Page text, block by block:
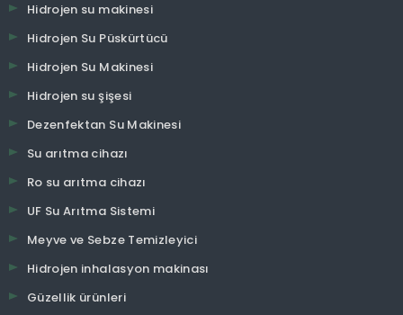
Hidrojen su makinesi
Hidrojen Su Püskürtücü
Hidrojen Su Makinesi
Hidrojen su şişesi
Dezenfektan Su Makinesi
Su arıtma cihazı
Ro su arıtma cihazı
UF Su Arıtma Sistemi
Meyve ve Sebze Temizleyici
Hidrojen inhalasyon makinası
Güzellik ürünleri